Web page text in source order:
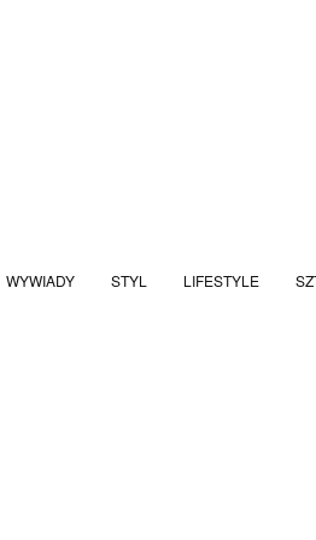
WYWIADY STYL LIFESTYLE